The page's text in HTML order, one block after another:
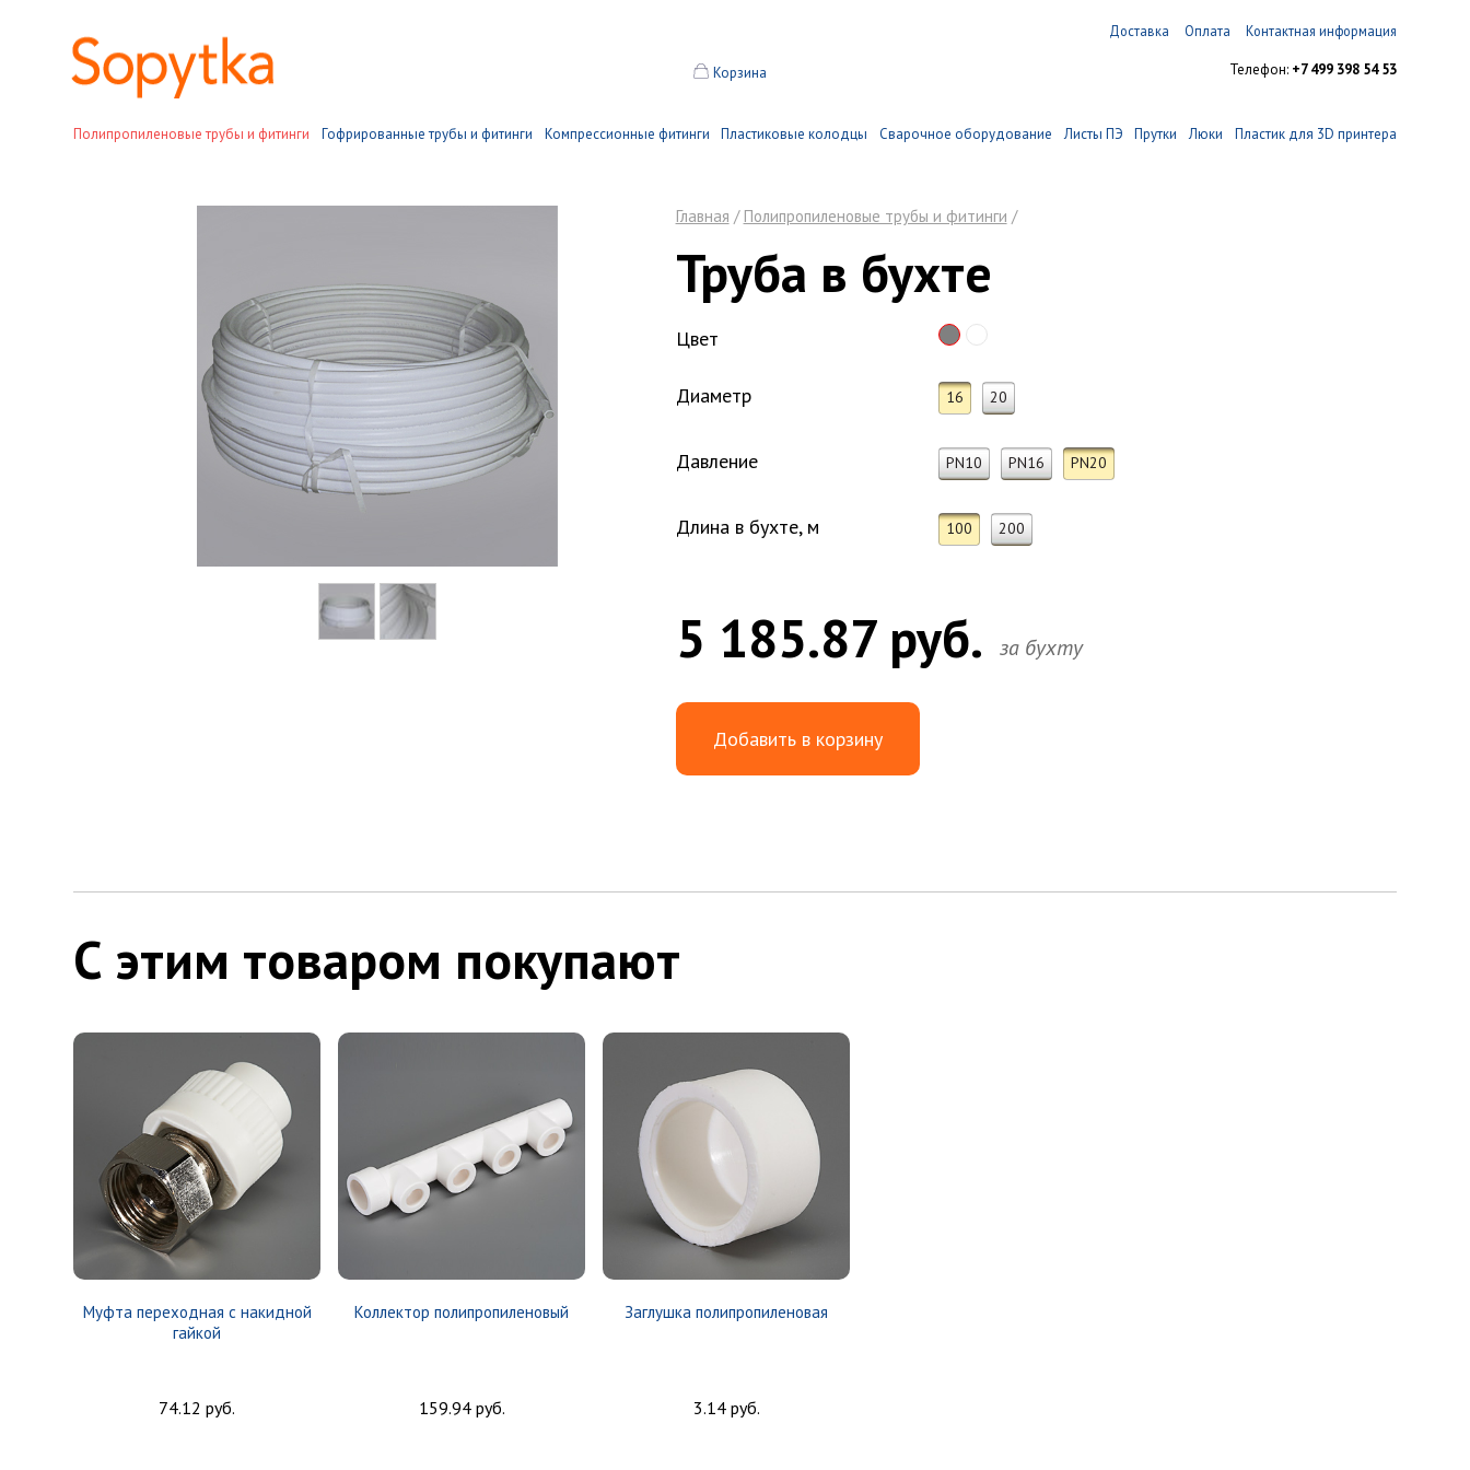
Контактная информация
Оплата
Доставка
Корзина Телефон: +7 499 398 54 53
Полипропиленовые трубы и фитинги Гофрированные трубы и фитинги Компрессионные фитинги Пластиковые колодцы Сварочное оборудование Листы ПЭ Прутки Люки Пластик для 3D принтера
Главная / Полипропиленовые трубы и фитинги /
Труба в бухте
Цвет
Диаметр 16 20
Давление PN10 PN16 PN20
Длина в бухте, м 100 200
5 185.87 руб. за бухту
Добавить в корзину
С этим товаром покупают
Муфта переходная с накидной
гайкой
74.12 руб.
Коллектор полипропиленовый
159.94 руб.
Заглушка полипропиленовая
3.14 руб.